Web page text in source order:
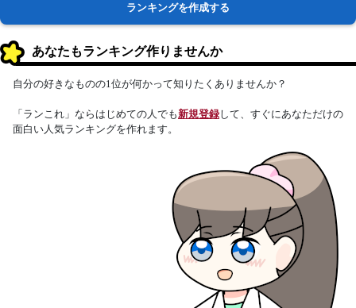
ランキングを作成する
あなたもランキング作りませんか
自分の好きなものの1位が何かって知りたくありませんか？
「ランこれ」ならはじめての人でも新規登録して、すぐにあなただけの
面白い人気ランキングを作れます。